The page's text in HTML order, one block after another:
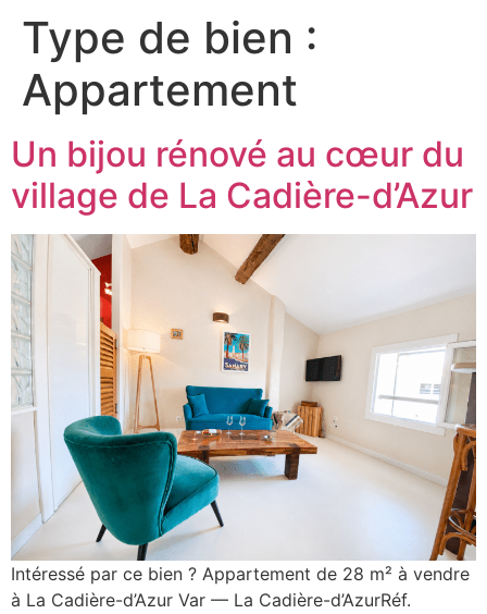
Type de bien :
Appartement
Un bijou rénové au cœur du
village de La Cadière-d’Azur
Intéressé par ce bien ? Appartement de 28 m² à vendre
à La Cadière-d’Azur Var — La Cadière-d’AzurRéf.